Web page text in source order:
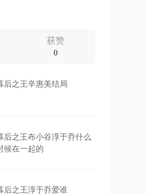
获赞
0
后之王辛惠美结局
后之王布小谷淳于乔什么
候在一起的
后之王淳于乔爱谁